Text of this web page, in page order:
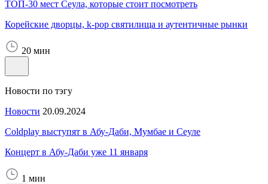
ТОП-30 мест Сеула, которые стоит посмотреть
Корейские дворцы, k-pop святилища и аутентичные рынки
20 мин
Новости по тэгу
Новости 20.09.2024
Coldplay выступят в Абу-Даби, Мумбае и Сеуле
Концерт в Абу-Даби уже 11 января
1 мин